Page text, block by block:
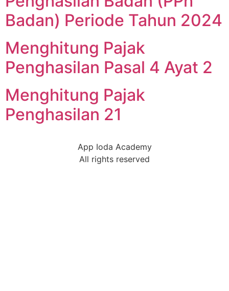
Badan) Periode Tahun 2024
Menghitung Pajak
Penghasilan Pasal 4 Ayat 2
Menghitung Pajak
Penghasilan 21
App Ioda Academy
All rights reserved